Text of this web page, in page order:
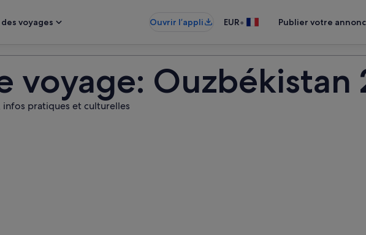
voyages
Ouvrir l’appli EUR• Publier votre
voyage: Ouzbékistan
infos pratiques et culturelles